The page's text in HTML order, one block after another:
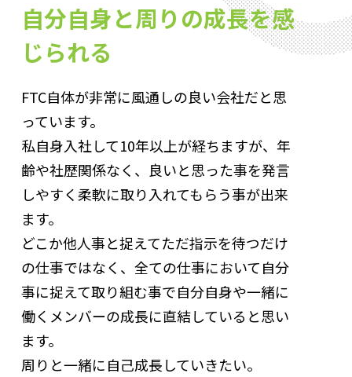
自分自身と周りの成長を感
じられる
FTC自体が非常に風通しの良い会社だと思
っています。
私自身入社して10年以上が経ちますが、年
齢や社歴関係なく、良いと思った事を発言
しやすく柔軟に取り入れてもらう事が出来
ます。
どこか他人事と捉えてただ指示を待つだけ
の仕事ではなく、全ての仕事において自分
事に捉えて取り組む事で自分自身や一緒に
働くメンバーの成長に直結していると思い
ます。
周りと一緒に自己成長していきたい。